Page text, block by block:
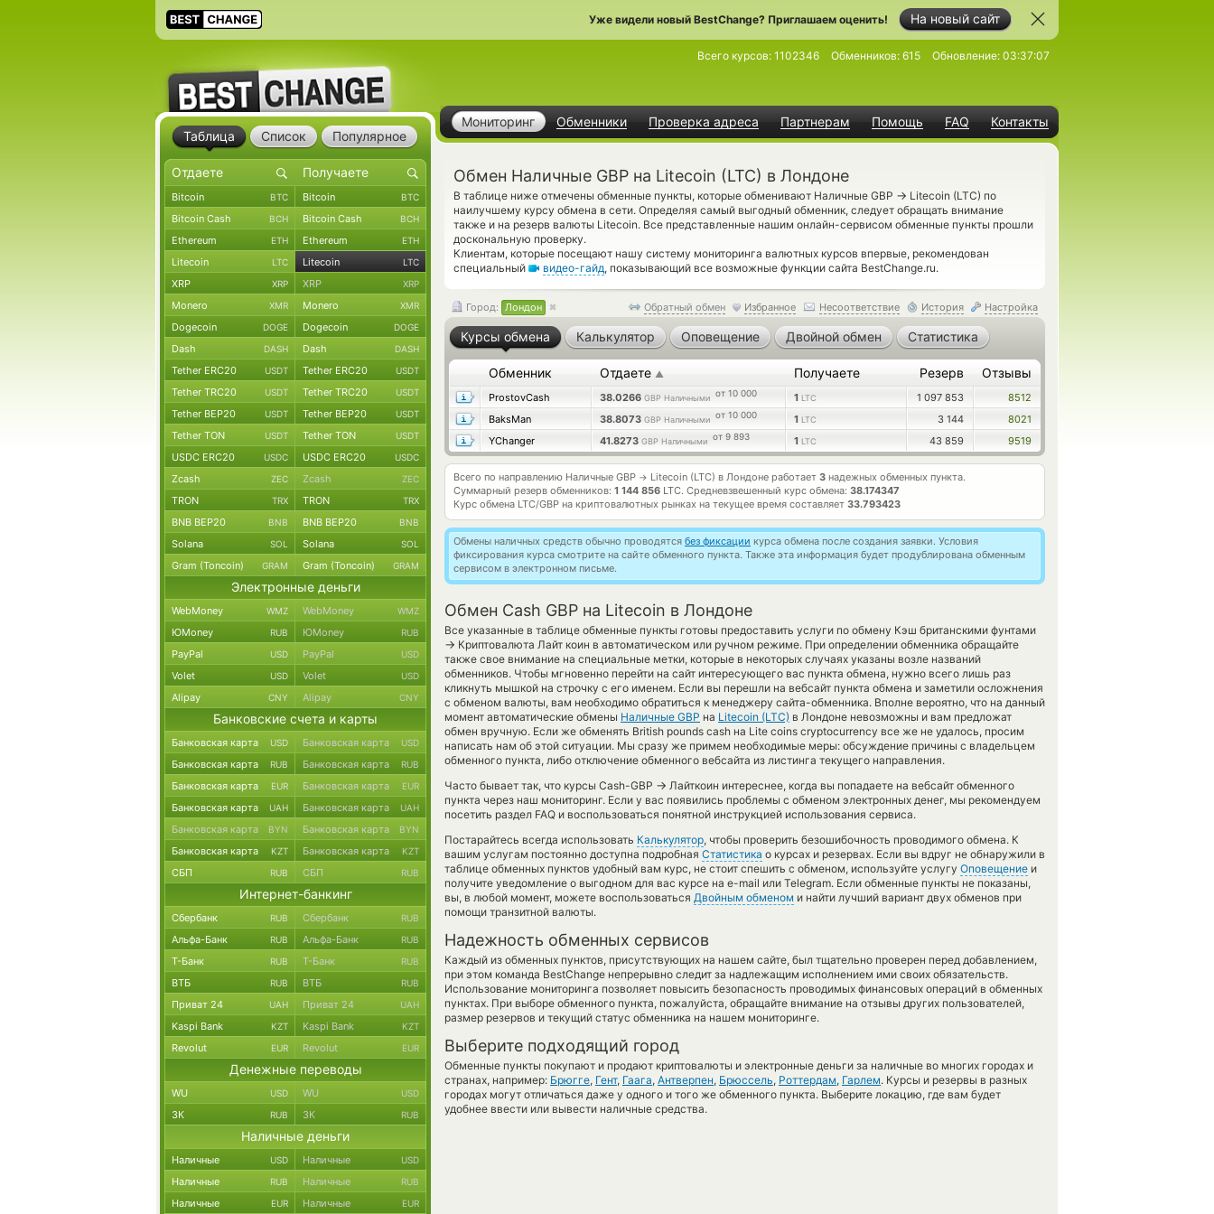
На новый сайт
Уже видели новый BestChange? Приглашаем оценить!
Мониторинг Обменники Проверка адреса Партнерам Помощь FAQ Контакты
Всего курсов: 1102346 Обменников: 615 Обновление: 03:37:07
Обмен Наличные GBP на Litecoin (LTC) в Лондоне
В таблице ниже отмечены обменные пункты, которые обменивают Наличные GBP → Litecoin (LTC) по
наилучшему курсу обмена в сети. Определяя самый выгодный обменник, следует обращать внимание
также и на резерв валюты Litecoin. Все представленные нашим онлайн-сервисом обменные пункты прошли
доскональную проверку.
Клиентам, которые посещают нашу систему мониторинга валютных курсов впервые, рекомендован
специальный
видео-гайд, показывающий все возможные функции сайта BestChange.ru.
Обратный обмен Избранное Несоответствие История Настройка
Город: Лондон
Курсы обмена Калькулятор Оповещение Двойной обмен Статистика
Обменник Отдаете ▲ Получаете Резерв Отзывы
ProstovCash 38.0266 GBP Наличными от 10 000 1 LTC 1 097 853
8512
BaksMan
38.8073 GBP Наличными от 10 000 1 LTC 3 144
8021
YChanger
41.8273 GBP Наличными от 9 893 1 LTC 43 859 9519
Всего по направлению Наличные GBP → Litecoin (LTC) в Лондоне работает 3 надежных обменных пункта.
Суммарный резерв обменников: 1 144 856 LTC. Средневзвешенный курс обмена: 38.174347
Курс обмена LTC/GBP на криптовалютных рынках на текущее время составляет 33.793423
Обмены наличных средств обычно проводятся без фиксации курса обмена после создания заявки. Условия
фиксирования курса смотрите на сайте обменного пункта. Также эта информация будет продублирована обменным
сервисом в электронном письме.
Обмен Cash GBP на Litecoin в Лондоне
Все указанные в таблице обменные пункты готовы предоставить услуги по обмену Кэш британскими фунтами
→ Криптовалюта Лайт коин в автоматическом или ручном режиме. При определении обменника обращайте
также свое внимание на специальные метки, которые в некоторых случаях указаны возле названий
обменников. Чтобы мгновенно перейти на сайт интересующего вас пункта обмена, нужно всего лишь раз
кликнуть мышкой на строчку с его именем. Если вы перешли на вебсайт пункта обмена и заметили осложнения
с обменом валюты, вам необходимо обратиться к менеджеру сайта-обменника. Вполне вероятно, что на данный
момент автоматические обмены Наличные GBP на Litecoin (LTC) в Лондоне невозможны и вам предложат
обмен вручную. Если же обменять British pounds cash на Lite coins cryptocurrency все же не удалось, просим
написать нам об этой ситуации. Мы сразу же примем необходимые меры: обсуждение причины с владельцем
обменного пункта, либо отключение обменного вебсайта из листинга текущего направления.
Часто бывает так, что курсы Cash-GBP → Лайткоин интереснее, когда вы попадаете на вебсайт обменного
пункта через наш мониторинг. Если у вас появились проблемы с обменом электронных денег, мы рекомендуем
посетить раздел FAQ и воспользоваться понятной инструкцией использования сервиса.
Постарайтесь всегда использовать Калькулятор, чтобы проверить безошибочность проводимого обмена. К
вашим услугам постоянно доступна подробная Статистика о курсах и резервах. Если вы вдруг не обнаружили в
таблице обменных пунктов удобный вам курс, не стоит спешить с обменом, используйте услугу Оповещение и
получите уведомление о выгодном для вас курсе на e-mail или Telegram. Если обменные пункты не показаны,
вы, в любой момент, можете воспользоваться Двойным обменом и найти лучший вариант двух обменов при
помощи транзитной валюты.
Надежность обменных сервисов
Каждый из обменных пунктов, присутствующих на нашем сайте, был тщательно проверен перед добавлением,
при этом команда BestChange непрерывно следит за надлежащим исполнением ими своих обязательств.
Использование мониторинга позволяет повысить безопасность проводимых финансовых операций в обменных
пунктах. При выборе обменного пункта, пожалуйста, обращайте внимание на отзывы других пользователей,
размер резервов и текущий статус обменника на нашем мониторинге.
Выберите подходящий город
Обменные пункты покупают и продают криптовалюты и электронные деньги за наличные во многих городах и
странах, например: Брюгге, Гент, Гаага, Антверпен, Брюссель, Роттердам, Гарлем. Курсы и резервы в разных
городах могут отличаться даже у одного и того же обменного пункта. Выберите локацию, где вам будет
удобнее ввести или вывести наличные средства.
Таблица Список Популярное
Bitcoin BTC Bitcoin BTC
Bitcoin Cash BCH Bitcoin Cash BCH
Ethereum ETH Ethereum ETH
Litecoin LTC Litecoin LTC
XRP XRP XRP XRP
Monero XMR Monero XMR
Dogecoin DOGE Dogecoin DOGE
Dash DASH Dash DASH
Tether ERC20 USDT Tether ERC20 USDT
Tether TRC20 USDT Tether TRC20 USDT
Tether BEP20 USDT Tether BEP20 USDT
Tether TON USDT Tether TON USDT
USDC ERC20 USDC USDC ERC20 USDC
Zcash ZEC Zcash ZEC
TRON TRX TRON TRX
BNB BEP20 BNB BNB BEP20 BNB
Solana SOL Solana SOL
Gram (Toncoin) GRAM Gram (Toncoin) GRAM
Электронные деньги
WebMoney WMZ WebMoney WMZ
ЮMoney RUB ЮMoney RUB
PayPal USD PayPal USD
Volet USD Volet USD
Alipay CNY Alipay CNY
Банковские счета и карты
Банковская карта USD Банковская карта USD
Банковская карта RUB Банковская карта RUB
Банковская карта EUR Банковская карта EUR
Банковская карта UAH Банковская карта UAH
Банковская карта BYN Банковская карта BYN
Банковская карта KZT Банковская карта KZT
СБП RUB СБП RUB
Интернет-банкинг
Сбербанк RUB Сбербанк RUB
Альфа-Банк RUB Альфа-Банк RUB
Т-Банк RUB Т-Банк RUB
ВТБ RUB ВТБ RUB
Приват 24 UAH Приват 24 UAH
Kaspi Bank KZT Kaspi Bank KZT
Revolut EUR Revolut EUR
Денежные переводы
WU USD WU USD
ЗК RUB ЗК RUB
Наличные деньги
Наличные USD Наличные USD
Наличные RUB Наличные RUB
Наличные EUR Наличные EUR